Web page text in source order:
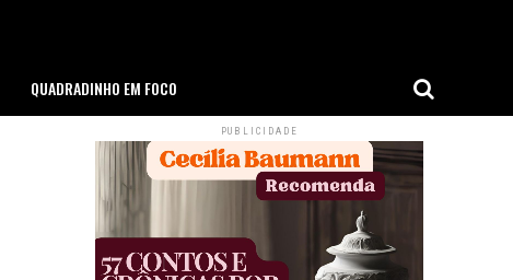
QUADRADINHO EM FOCO
PUBLICIDADE